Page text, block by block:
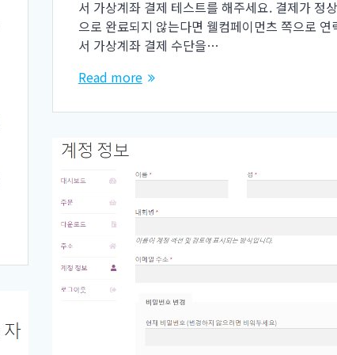
서 가상계좌 결제 테스트를 해주세요. 결제가 정
으로 완료되지 않는다면 웰컴페이먼츠 쪽으로 연
서 가상계좌 결제 수단을…
Read more